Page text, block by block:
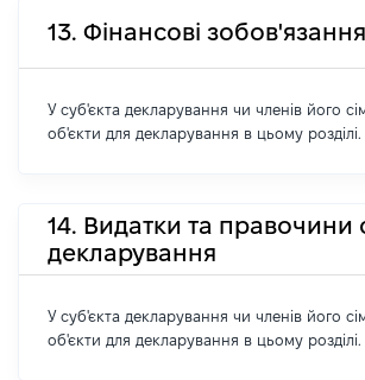
13. Фінансові зобов'язання
У суб'єкта декларування чи членів його
об'єкти для декларування в цьому розділі.
14. Видатки та правочини
декларування
У суб'єкта декларування чи членів його
об'єкти для декларування в цьому розділі.